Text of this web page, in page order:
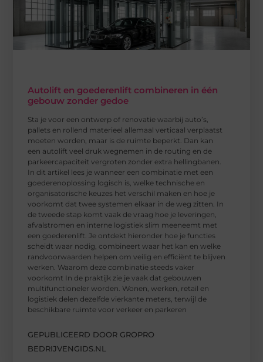
Autolift en goederenlift combineren in één
gebouw zonder gedoe
Sta je voor een ontwerp of renovatie waarbij auto’s,
pallets en rollend materieel allemaal verticaal verplaatst
moeten worden, maar is de ruimte beperkt. Dan kan
een autolift veel druk wegnemen in de routing en de
parkeercapaciteit vergroten zonder extra hellingbanen.
In dit artikel lees je wanneer een combinatie met een
goederenoplossing logisch is, welke technische en
organisatorische keuzes het verschil maken en hoe je
voorkomt dat twee systemen elkaar in de weg zitten. In
de tweede stap komt vaak de vraag hoe je leveringen,
afvalstromen en interne logistiek slim meeneemt met
een goederenlift. Je ontdekt hieronder hoe je functies
scheidt waar nodig, combineert waar het kan en welke
randvoorwaarden helpen om veilig en efficiënt te blijven
werken. Waarom deze combinatie steeds vaker
voorkomt In de praktijk zie je vaak dat gebouwen
multifunctioneler worden. Wonen, werken, retail en
logistiek delen dezelfde vierkante meters, terwijl de
beschikbare ruimte voor verkeer en parkeren
GEPUBLICEERD DOOR GROPRO
BEDRIJVENGIDS.NL